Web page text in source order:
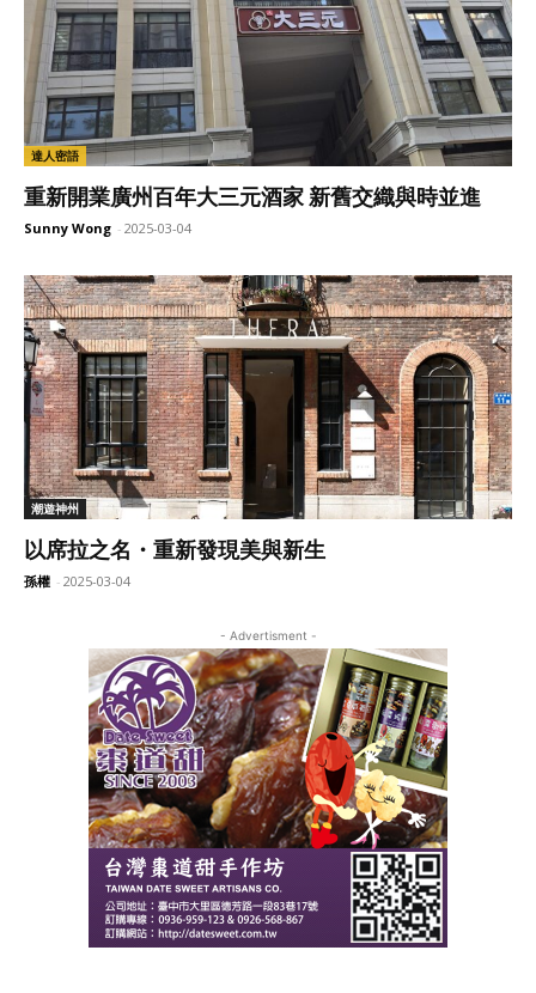
達人密語
重新開業廣州百年大三元酒家 新舊交織與時並進
Sunny Wong - 2025-03-04
潮遊神州
以席拉之名・重新發現美與新生
孫權 - 2025-03-04
- Advertisment -